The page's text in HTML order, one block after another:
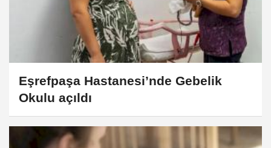
Eşrefpaşa Hastanesi’nde Gebelik
Okulu açıldı